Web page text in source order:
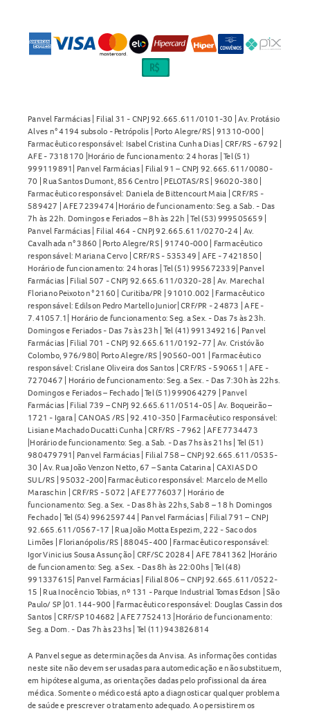
Panvel Farmácias | Filial 31 - CNPJ 92.665.611/0101-30 | Av. Protásio
Alves n° 4194 subsolo - Petrópolis | Porto Alegre/RS | 91310-000 |
Farmacêutico responsável: Isabel Cristina Cunha Dias | CRF/RS - 6792 |
AFE - 7318170 |Horário de funcionamento: 24 horas | Tel (51)
999119891| Panvel Farmácias | Filial 91 – CNPJ 92.665.611/0080-
70 | Rua Santos Dumont, 856 Centro | PELOTAS/RS | 96020-380 |
Farmacêutico responsável: Daniela de Bittencourt Maia | CRF/RS -
589427 | AFE 7239474 |Horário de funcionamento: Seg. a Sab. - Das
7h às 22h. Domingos e Feriados – 8h às 22h | Tel (53) 999505659 |
Panvel Farmácias | Filial 464 - CNPJ 92.665.611/0270-24 | Av.
Cavalhada n° 3860 | Porto Alegre/RS | 91740-000 | Farmacêutico
responsável: Mariana Cervo | CRF/RS - 535349 | AFE - 7421850 |
Horário de funcionamento: 24 horas | Tel (51) 995672339| Panvel
Farmácias | Filial 507 - CNPJ 92.665.611/0320-28 | Av. Marechal
Floriano Peixoto n° 2160 | Curitiba/PR | 91010.002 | Farmacêutico
responsável: Edilson Pedro Martello Junior| CRF/PR - 24873 | AFE -
7.41057.1| Horário de funcionamento: Seg. a Sex. - Das 7s às 23h.
Domingos e Feriados - Das 7s às 23h | Tel (41) 991349216 | Panvel
Farmácias | Filial 701 - CNPJ 92.665.611/0192-77 | Av. Cristóvão
Colombo, 976/980| Porto Alegre/RS | 90560-001 | Farmacêutico
responsável: Crislane Oliveira dos Santos | CRF/RS - 590651 | AFE -
7270467 | Horário de funcionamento: Seg. a Sex. - Das 7:30h às 22hs.
Domingos e Feriados – Fechado | Tel (51) 999064279 | Panvel
Farmácias | Filial 739 – CNPJ 92.665.611/0514-05 | Av. Boqueirão –
1721 - Igara | CANOAS /RS | 92.410-350 | Farmacêutico responsável:
Lisiane Machado Ducatti Cunha | CRF/RS - 7962 | AFE 7734473
|Horário de funcionamento: Seg. a Sab. - Das 7hs às 21hs | Tel (51)
980479791| Panvel Farmácias | Filial 758 – CNPJ 92.665.611/0535-
30 | Av. Rua João Venzon Netto, 67 – Santa Catarina | CAXIAS DO
SUL/RS | 95032-200| Farmacêutico responsável: Marcelo de Mello
Maraschin | CRF/RS - 5072 | AFE 7776037 | Horário de
funcionamento: Seg. a Sex. - Das 8h às 22hs, Sab 8 – 18 h Domingos
Fechado | Tel (54) 996259744 | Panvel Farmácias | Filial 791 – CNPJ
92.665.611/0567-17 | Rua João Motta Espezim, 222 - Saco dos
Limões | Florianópolis/RS | 88045-400 | Farmacêutico responsável:
Igor Vinicius Sousa Assunção | CRF/SC 20284 | AFE 7841362 |Horário
de funcionamento: Seg. a Sex. - Das 8h às 22:00hs | Tel (48)
991337615| Panvel Farmácias | Filial 806 – CNPJ 92.665.611/0522-
15 | Rua Inocêncio Tobias, nº 131 - Parque Industrial Tomas Edson | São
Paulo/ SP |01.144-900 | Farmacêutico responsável: Douglas Cassin dos
Santos | CRF/SP 104682 | AFE 7752413 |Horário de funcionamento:
Seg. a Dom. - Das 7h às 23hs | Tel (11) 943826814
A Panvel segue as determinações da Anvisa. As informações contidas
neste site não devem ser usadas para automedicação e não substituem,
em hipótese alguma, as orientações dadas pelo profissional da área
médica. Somente o médico está apto a diagnosticar qualquer problema
de saúde e prescrever o tratamento adequado. Ao persistirem os